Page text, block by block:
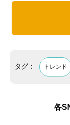
タグ： トレンド
各